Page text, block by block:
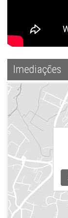
Imediações